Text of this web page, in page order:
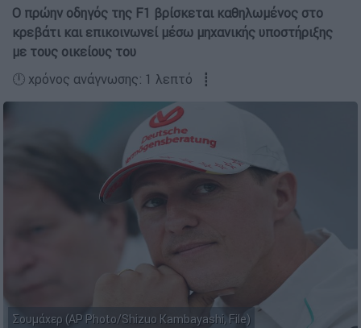
Ο πρώην οδηγός της F1 βρίσκεται καθηλωμένος στο
κρεβάτι και επικοινωνεί μέσω μηχανικής υποστήριξης
με τους οικείους του
🕛 χρόνος ανάγνωσης: 1 λεπτό ┋
Σουμάχερ (AP Photo/Shizuo Kambayashi, File)